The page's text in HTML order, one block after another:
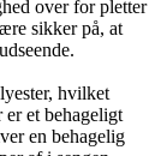
over for pletter
sikker på, at
hvilket
et behageligt
en behagelig